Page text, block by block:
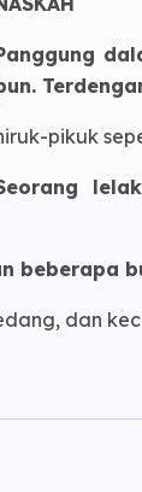
beberapa
dan kecil.